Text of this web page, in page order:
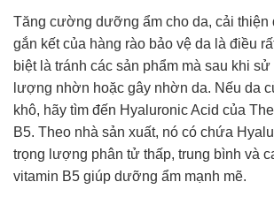
Tăng cường dưỡng ẩm cho da, cải thiện
gắn kết của hàng rào bảo vệ da là điều
biệt là tránh các sản phẩm mà sau khi
lượng nhờn hoặc gây nhờn da. Nếu da
khô, hãy tìm đến Hyaluronic Acid của
B5. Theo nhà sản xuất, nó có chứa
trọng lượng phân tử thấp, trung bình và
vitamin B5 giúp dưỡng ẩm mạnh mẽ.